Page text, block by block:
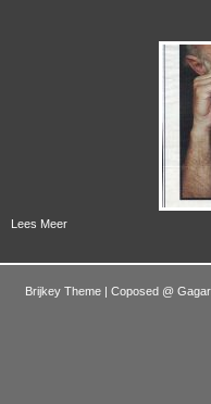
Lees Meer
Brijkey Theme | Coposed @